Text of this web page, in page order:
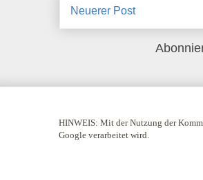
Neuerer Post
HINWEIS: Mit der Nutzung der
Google verarbeitet wird.